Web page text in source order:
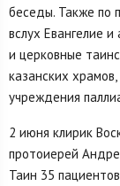
беседы. Также по
вслух Евангелие
и церковные
казанских
учреждения
2 июня клирик
протоиерей
Таин 35